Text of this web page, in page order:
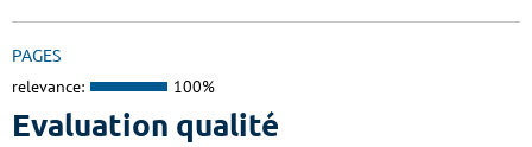
PAGES
relevance: 100%
Evaluation qualité